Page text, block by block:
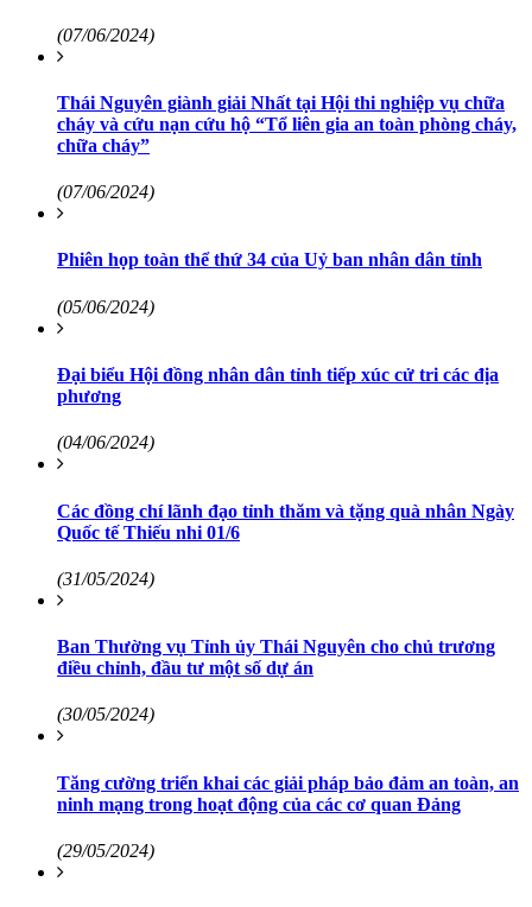
(07/06/2024)
Thái Nguyên giành giải Nhất tại Hội thi nghiệp vụ chữa
cháy và cứu nạn cứu hộ “Tổ liên gia an toàn phòng cháy,
chữa cháy”
(07/06/2024)
Phiên họp toàn thể thứ 34 của Uỷ ban nhân dân tỉnh
(05/06/2024)
Đại biểu Hội đồng nhân dân tỉnh tiếp xúc cử tri các địa
phương
(04/06/2024)
Các đồng chí lãnh đạo tỉnh thăm và tặng quà nhân Ngày
Quốc tế Thiếu nhi 01/6
(31/05/2024)
Ban Thường vụ Tỉnh ủy Thái Nguyên cho chủ trương
điều chỉnh, đầu tư một số dự án
(30/05/2024)
Tăng cường triển khai các giải pháp bảo đảm an toàn, an
ninh mạng trong hoạt động của các cơ quan Đảng
(29/05/2024)